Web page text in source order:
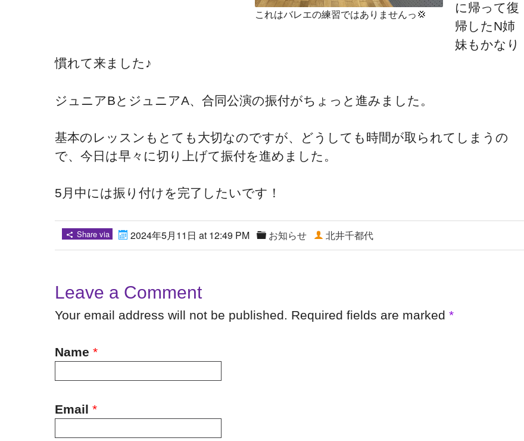
これはバレエの練習ではありませんっ💢
に帰って復
帰したN姉
妹もかなり
慣れて来ました♪
ジュニアBとジュニアA、合同公演の振付がちょっと進みました。
基本のレッスンもとても大切なのですが、どうしても時間が取られてしまうの
で、今日は早々に切り上げて振付を進めました。
5月中には振り付けを完了したいです！
Share via 2024年5月11日 at 12:49 PM お知らせ 北井千都代
Leave a Comment
Your email address will not be published. Required fields are marked *
Name *
Email *